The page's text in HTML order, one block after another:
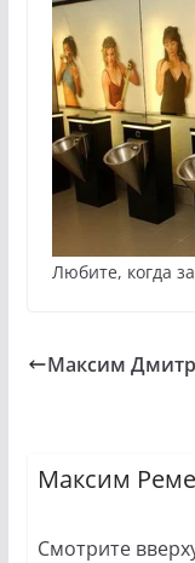
Любите, когда
Максим
Максим
Смотрите